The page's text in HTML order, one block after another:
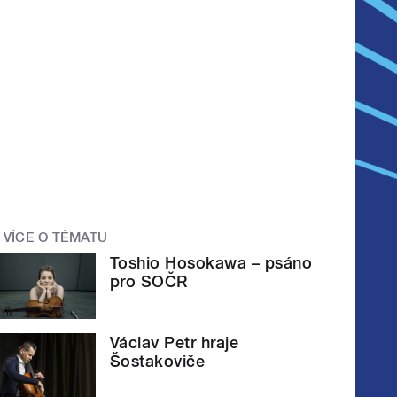
VÍCE O TÉMATU
Toshio Hosokawa – psáno
pro SOČR
Václav Petr hraje
Šostakoviče